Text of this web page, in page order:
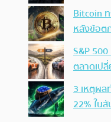
Bitcoin
หลังข้อต
S&P
ตลาดเป
3 เหตุผล
22% ใน